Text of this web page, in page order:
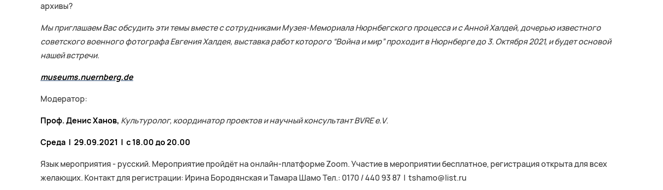
архивы?
Мы приглашаем Вас обсудить эти темы вместе с сотрудникамиМузея-Мемориала Нюрнбегского процесса и с Анной Халдей, дочерью известного
советского военного фотографа Евгения Халдея, выставка работ которого “Война и мир” проходит в Нюрнбергедо 3. Октября 2021, и будет основой
нашей встречи.
museums.nuernberg.de
Модератор:
Проф. Денис Ханов, Культуролог, координатор проектов и научный консультантBVREe.V.
Среда | 29.09.2021 | с 18.00 до 20.00
Язык мероприятия - русский. Мероприятие пройдёт на онлайн-платформе Zoom. Участие в мероприятии бесплатное, регистрация открыта для всех
желающих. Контакт для регистрации: Ирина Бородянская и Тамара Шамо Тел.: 0170 / 440 93 87 | tshamo@list.ru